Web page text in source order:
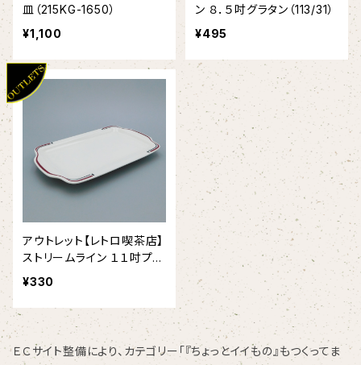
皿（215KG-1650）
¥1,100
ン ８．５吋グラタン（113/31）
¥495
アウトレット【レトロ喫茶店】
ストリームライン １１吋プラ
ター （113/25）
¥330
ＥＣサイト整備により、カテゴリー「『ちょっとイイもの』もつくってま